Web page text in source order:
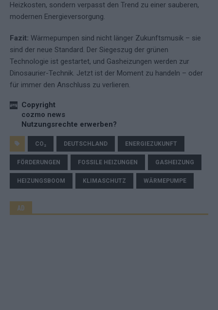
Heizkosten, sondern verpasst den Trend zu einer sauberen,
modernen Energieversorgung.
Fazit: Wärmepumpen sind nicht länger Zukunftsmusik – sie
sind der neue Standard. Der Siegeszug der grünen
Technologie ist gestartet, und Gasheizungen werden zur
Dinosaurier-Technik. Jetzt ist der Moment zu handeln – oder
für immer den Anschluss zu verlieren.
Copyright
cozmo news
Nutzungsrechte erwerben?
CO₂ DEUTSCHLAND ENERGIEZUKUNFT
FÖRDERUNGEN FOSSILE HEIZUNGEN GASHEIZUNG
HEIZUNGSBOOM KLIMASCHUTZ WÄRMEPUMPE
AD